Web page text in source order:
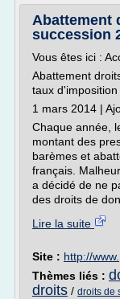
Abattement
succession
Vous êtes ici :
Abattement
taux d'imposition
1 mars 2014 |
Chaque année,
montant des
barèmes et
français.
a décidé de ne
des droits de
Lire la suite
Site : http://
Thèmes liés :
droits / droits de